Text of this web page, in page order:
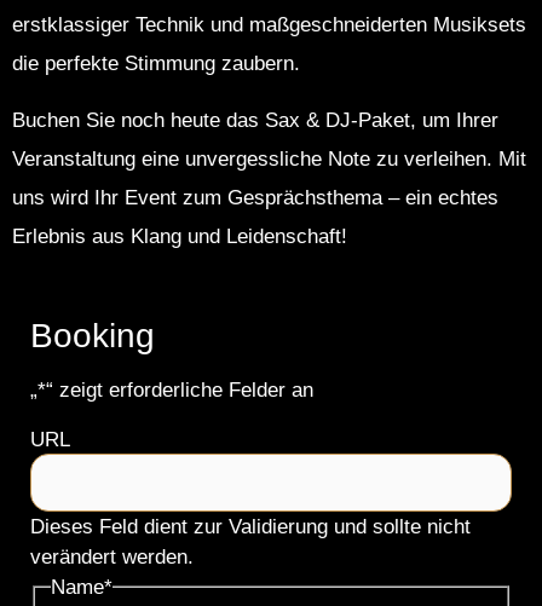
erstklassiger Technik und maßgeschneiderten Musiksets
die perfekte Stimmung zaubern.
Buchen Sie noch heute das Sax & DJ-Paket, um Ihrer
Veranstaltung eine unvergessliche Note zu verleihen. Mit
uns wird Ihr Event zum Gesprächsthema – ein echtes
Erlebnis aus Klang und Leidenschaft!
Booking
„*“ zeigt erforderliche Felder an
URL
Dieses Feld dient zur Validierung und sollte nicht
verändert werden.
Name*